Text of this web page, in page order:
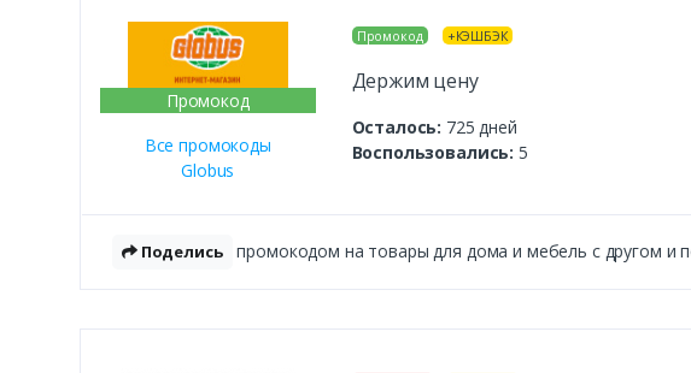
Промокод
Все промокоды
Globus
Промокод +КЭШБЭК
Держим цену
Осталось: 725 дней
Воспользовались: 5
Поделись промокодом на товары для дома и мебель с другом и